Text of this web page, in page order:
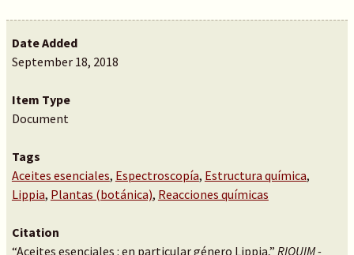
Date Added
September 18, 2018
Item Type
Document
Tags
Aceites esenciales, Espectroscopía, Estructura química,
Lippia, Plantas (botánica), Reacciones químicas
Citation
“Aceites esenciales : en particular género Lippia,” RIQUIM -